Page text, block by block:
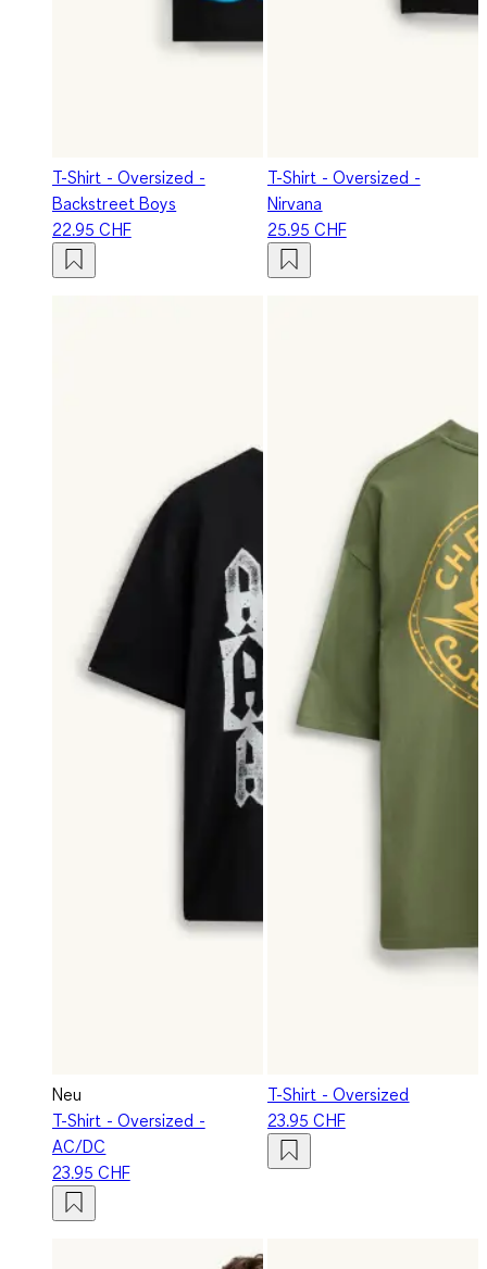
T-Shirt - Oversized -
Backstreet Boys
22.95 CHF
T-Shirt - Oversized -
Nirvana
25.95 CHF
Neu
T-Shirt - Oversized -
AC/DC
23.95 CHF
T-Shirt - Oversized
23.95 CHF